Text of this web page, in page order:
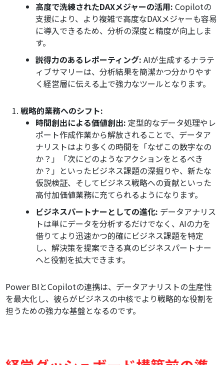
高度で洗練されたDAXメジャーの活用: Copilotの
支援により、より複雑で高度なDAXメジャーも容易
に導入できるため、分析の深度と精度が向上しま
す。
説得力のあるレポーティング: AIが生成するナラテ
ィブサマリーは、分析結果を簡潔かつ分かりやす
く経営層に伝える上で強力なツールとなります。
戦略的業務へのシフト:
時間創出による価値創出: 定型的なデータ処理やレ
ポート作成作業から解放されることで、データア
ナリストはより多くの時間を「なぜこの数字なの
か？」「次にどのようなアクションをとるべき
か？」といったビジネス課題の深掘りや、新たな
仮説検証、そしてビジネス戦略への貢献といった
高付加価値業務に充てられるようになります。
ビジネスパートナーとしての進化: データアナリス
トは単にデータを分析するだけでなく、AIの力を
借りてより迅速かつ的確にビジネス課題を特定
し、解決策を提案できる真のビジネスパートナー
へと役割を拡大できます。
Power BIとCopilotの連携は、データアナリストの生産性
を最大化し、彼らがビジネスの中核でより戦略的な役割を
担うための強力な基盤となるのです。